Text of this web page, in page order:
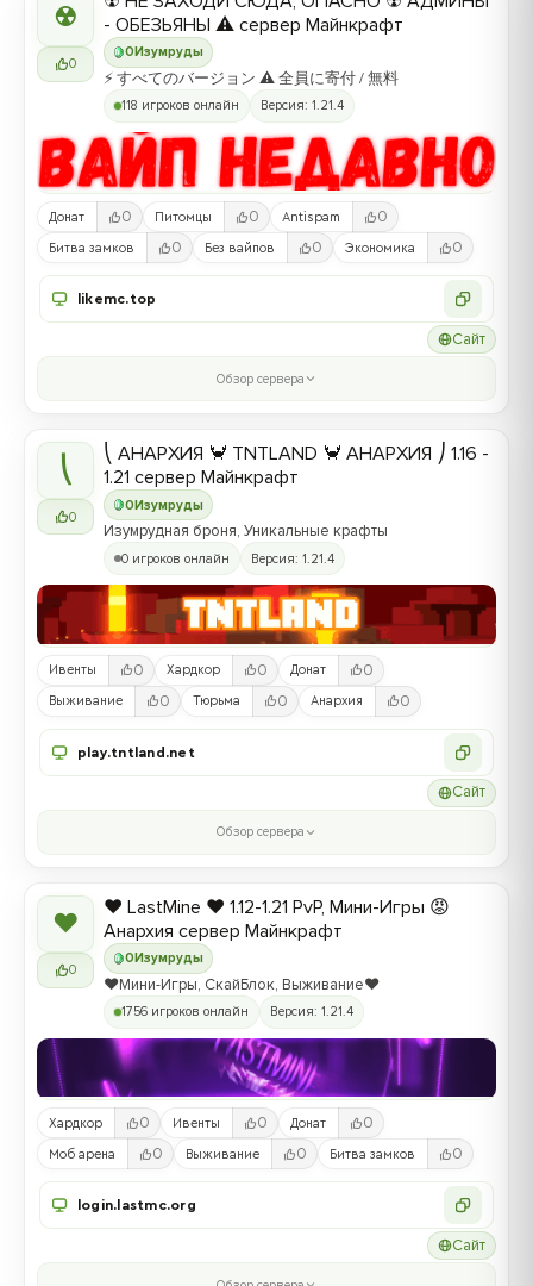
☢
0
0 Изумруды
- ОБЕЗЬЯНЫ ⚠ сервер Майнкрафт
⚡ すべてのバージョン ⚠ 全員に寄付 / 無料
118 игроков онлайн Версия: 1.21.4
Донат 0 Питомцы 0 Antispam 0
Битва замков 0 Без вайпов 0 Экономика 0
likemc.top
Сайт
Обзор сервера
⎝
0
0Изумруды
⎝ АНАРХИЯ 🦀 TNTLAND 🦀 АНАРХИЯ ⎠ 1.16 -
1.21 сервер Майнкрафт
Изумрудная броня, Уникальные крафты
0 игроков онлайн Версия: 1.21.4
Ивенты 0 Хардкор 0 Донат 0
Выживание 0 Тюрьма 0 Анархия 0
play.tntland.net
Сайт
Обзор сервера
❤
0
0 Изумруды
❤️ LastMine ❤️ 1.12-1.21 PvP, Мини-Игры 😡
Анархия сервер Майнкрафт
❤️Мини-Игры, СкайБлок, Выживание❤️
1756 игроков онлайн Версия: 1.21.4
Хардкор 0 Ивенты 0 Донат 0
Моб арена 0 Выживание 0 Битва замков 0
login.lastmc.org
Сайт